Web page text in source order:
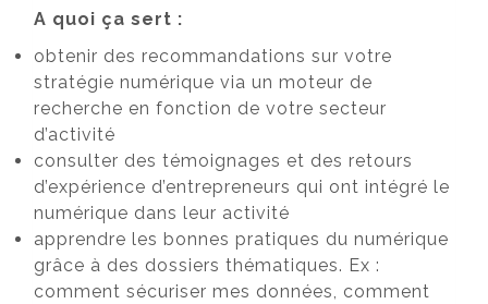
A quoi ça sert :
obtenir des recommandations sur votre
stratégie numérique via un moteur de
recherche en fonction de votre secteur
d’activité
consulter des témoignages et des retours
d’expérience d’entrepreneurs qui ont intégré le
numérique dans leur activité
apprendre les bonnes pratiques du numérique
grâce à des dossiers thématiques. Ex :
comment sécuriser mes données, comment